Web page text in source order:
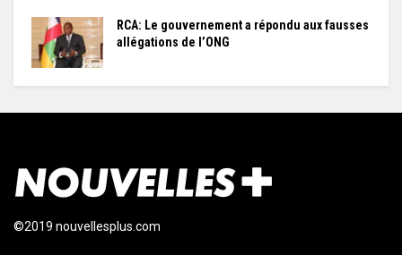
RCA: Le gouvernement a répondu aux fausses
allégations de l’ONG
©2019 nouvellesplus.com